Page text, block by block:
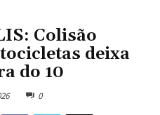
Colisão
deixa
do 10
0